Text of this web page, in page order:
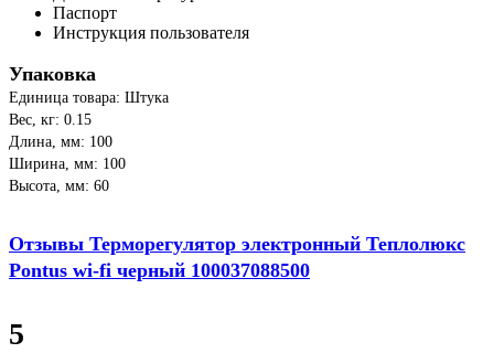
Паспорт
Инструкция пользователя
Упаковка
Единица товара: Штука
Вес, кг: 0.15
Длина, мм: 100
Ширина, мм: 100
Высота, мм: 60
Отзывы Терморегулятор электронный Теплолюкс
Pontus wi-fi черный 100037088500
5